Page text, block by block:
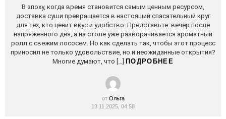
В эпоху, когда время становится самым ценным ресурсом,
доставка суши превращается в настоящий спасательный круг
для тех, кто ценит вкус и удобство. Представьте: вечер после
напряженного дня, а на столе уже разворачивается ароматный
ролл с свежим лососем. Но как сделать так, чтобы этот процесс
приносил не только удовольствие, но и неожиданные открытия?
Многие думают, что […] ПОДРОБНЕЕ
от Ольга
13.11.2025, 04:58